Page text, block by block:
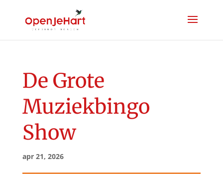
De Grote
Muziekbingo
Show
apr 21, 2026